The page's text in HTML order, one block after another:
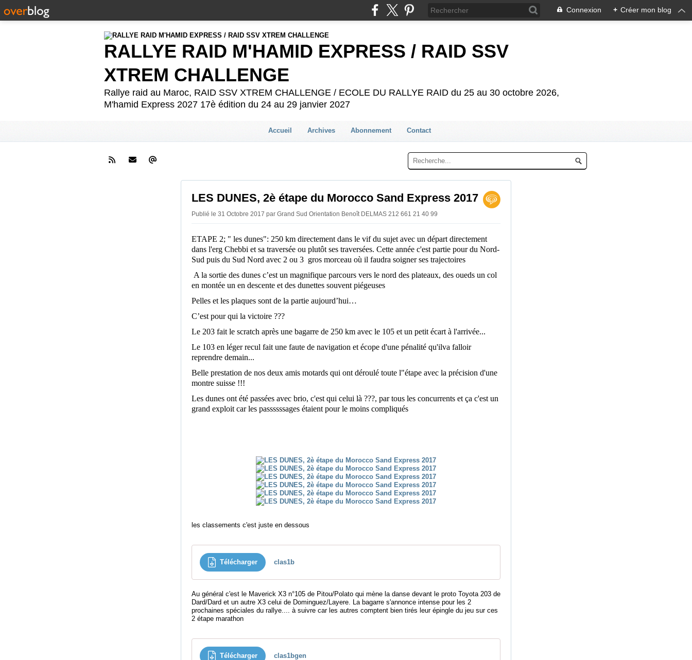
Connexion + Créer mon blog
RALLYE RAID M'HAMID EXPRESS / RAID SSV
XTREM CHALLENGE
Rallye raid au Maroc, RAID SSV XTREM CHALLENGE / ECOLE DU RALLYE RAID du 25 au 30 octobre 2026,
M'hamid Express 2027 17è édition du 24 au 29 janvier 2027
Accueil Archives Abonnement Contact
LES DUNES, 2è étape du Morocco Sand Express 2017
Publié le 31 Octobre 2017 par Grand Sud Orientation Benoît DELMAS 212 661 21 40 99
ETAPE 2; " les dunes": 250 km directement dans le vif du sujet avec un départ directement
dans l'erg Chebbi et sa traversée ou plutôt ses traversées. Cette année c'est partie pour du Nord-
Sud puis du Sud Nord avec 2 ou 3 gros morceau où il faudra soigner ses trajectoires
A la sortie des dunes c’est un magnifique parcours vers le nord des plateaux, des oueds un col
en montée un en descente et des dunettes souvent piégeuses
Pelles et les plaques sont de la partie aujourd’hui…
C’est pour qui la victoire ???
Le 203 fait le scratch après une bagarre de 250 km avec le 105 et un petit écart à l'arrivée...
Le 103 en léger recul fait une faute de navigation et écope d'une pénalité qu'ilva falloir
reprendre demain...
Belle prestation de nos deux amis motards qui ont déroulé toute l"étape avec la précision d'une
montre suisse !!!
Les dunes ont été passées avec brio, c'est qui celui là ???, par tous les concurrents et ça c'est un
grand exploit car les passssssages étaient pour le moins compliqués
les classements c'est juste en dessous
Télécharger clas1b
Au général c'est le Maverick X3 n°105 de Pitou/Polato qui mène la danse devant le proto Toyota 203 de
Dard/Dard et un autre X3 celui de Dominguez/Layere. La bagarre s'annonce intense pour les 2
prochaines spéciales du rallye.... à suivre car les autres comptent bien tirés leur épingle du jeu sur ces
2 étape marathon
Télécharger clas1bgen